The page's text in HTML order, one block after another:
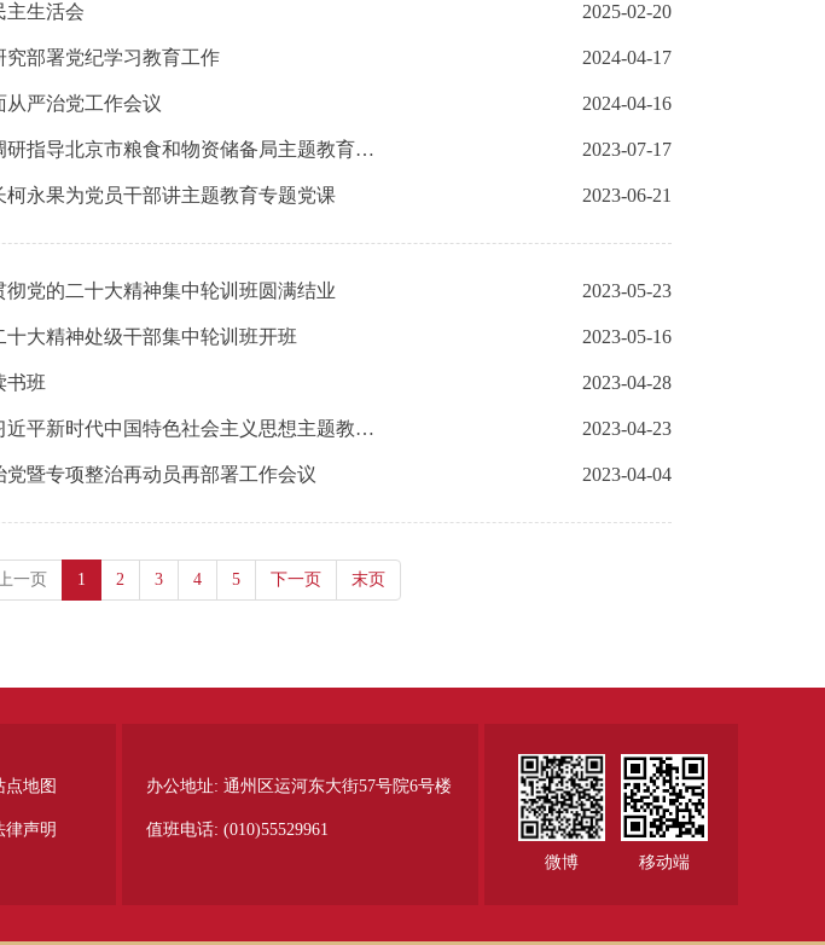
主生活会 2025-02-20
部署党纪学习教育工作 2024-04-17
从严治党工作会议 2024-04-16
北京市委主题教育第十巡回指导组下沉调研指导北京市粮食和物资储备局主题教育工作 2023-07-17
永果为党员干部讲主题教育专题党课 2023-06-21
党的二十大精神集中轮训班圆满结业 2023-05-23
大精神处级干部集中轮训班开班 2023-05-16
书班 2023-04-28
北京市粮食和物资储备局召开学习贯彻习近平新时代中国特色社会主义思想主题教育动员部署会 2023-04-23
暨专项整治再动员再部署工作会议 2023-04-04
一页 1 2 3 4 5 下一页 末页
微博 移动端
办公地址: 通州区运河东大街57号院6号楼
值班电话: (010)55529961
点地图
律声明